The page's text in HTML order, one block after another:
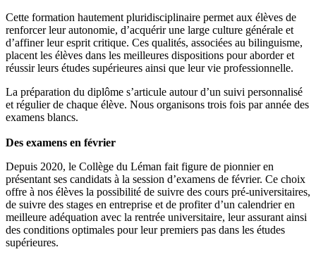
Cette formation hautement pluridisciplinaire permet aux élèves de
renforcer leur autonomie, d’acquérir une large culture générale et
d’affiner leur esprit critique. Ces qualités, associées au bilinguisme,
placent les élèves dans les meilleures dispositions pour aborder et
réussir leurs études supérieures ainsi que leur vie professionnelle.
La préparation du diplôme s’articule autour d’un suivi personnalisé
et régulier de chaque élève. Nous organisons trois fois par année des
examens blancs.
Des examens en février
Depuis 2020, le Collège du Léman fait figure de pionnier en
présentant ses candidats à la session d’examens de février. Ce choix
offre à nos élèves la possibilité de suivre des cours pré-universitaires,
de suivre des stages en entreprise et de profiter d’un calendrier en
meilleure adéquation avec la rentrée universitaire, leur assurant ainsi
des conditions optimales pour leur premiers pas dans les études
supérieures.